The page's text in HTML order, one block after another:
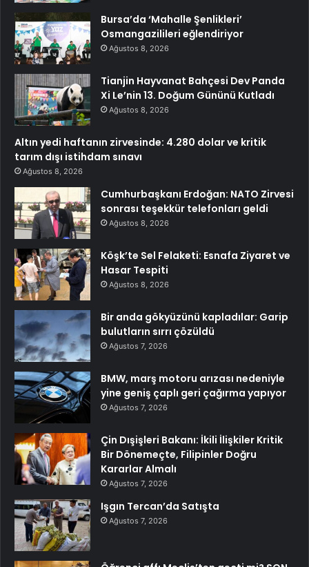
Bursa’da ‘Mahalle Şenlikleri’
Osmangazilileri eğlendiriyor
Ağustos 8, 2026
Tianjin Hayvanat Bahçesi Dev Panda
Xi Le’nin 13. Doğum Gününü Kutladı
Ağustos 8, 2026
Altın yedi haftanın zirvesinde: 4.280 dolar ve kritik
tarım dışı istihdam sınavı
Ağustos 8, 2026
Cumhurbaşkanı Erdoğan: NATO Zirvesi
sonrası teşekkür telefonları geldi
Ağustos 8, 2026
Köşk’te Sel Felaketi: Esnafa Ziyaret ve
Hasar Tespiti
Ağustos 8, 2026
Bir anda gökyüzünü kapladılar: Garip
bulutların sırrı çözüldü
Ağustos 7, 2026
BMW, marş motoru arızası nedeniyle
yine geniş çaplı geri çağırma yapıyor
Ağustos 7, 2026
Çin Dışişleri Bakanı: İkili İlişkiler Kritik
Bir Dönemeçte, Filipinler Doğru
Kararlar Almalı
Ağustos 7, 2026
Işgın Tercan’da Satışta
Ağustos 7, 2026